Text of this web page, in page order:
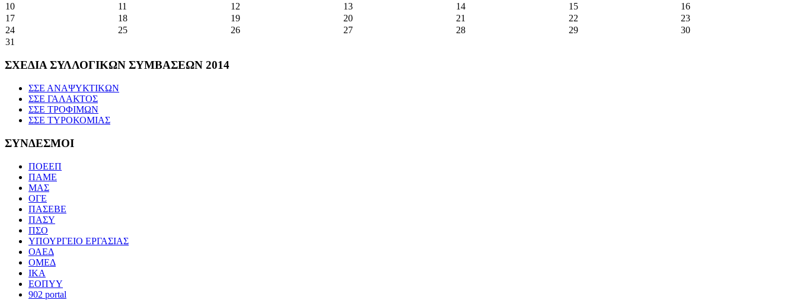
10
11 12 13 14 15
16
17
18 19 20 21 22
23
24
25 26 27 28 29
30
31
ΣΧΕΔΙΑ ΣΥΛΛΟΓΙΚΩΝ ΣΥΜΒΑΣΕΩΝ 2014
ΣΣΕ ΑΝΑΨΥΚΤΙΚΩΝ
ΣΣΕ ΓΑΛΑΚΤΟΣ
ΣΣΕ ΤΡΟΦΙΜΩΝ
ΣΣΕ ΤΥΡΟΚΟΜΙΑΣ
ΣΥΝΔΕΣΜΟΙ
ΠΟΕΕΠ
ΠΑΜΕ
ΜΑΣ
ΟΓΕ
ΠΑΣΕΒΕ
ΠΑΣΥ
ΠΣΟ
ΥΠΟΥΡΓΕΙΟ ΕΡΓΑΣΙΑΣ
ΟΑΕΔ
ΟΜΕΔ
ΙΚΑ
ΕΟΠΥΥ
902 portal